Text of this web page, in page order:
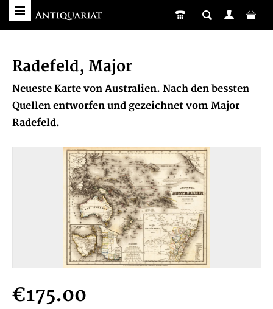
Radefeld, Major
Neueste Karte von Australien. Nach den bessten
Quellen entworfen und gezeichnet vom Major
Radefeld.
€175.00